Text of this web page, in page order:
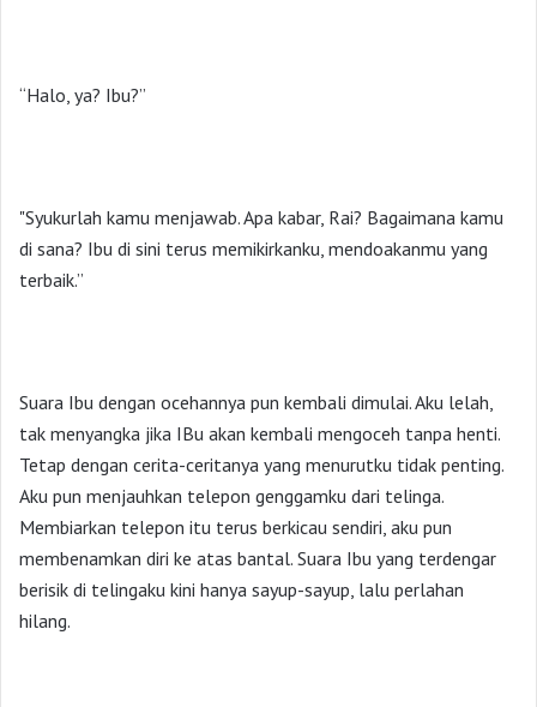
“Halo, ya? Ibu?”
"Syukurlah kamu menjawab. Apa kabar, Rai? Bagaimana kamu
di sana? Ibu di sini terus memikirkanku, mendoakanmu yang
terbaik.”
Suara Ibu dengan ocehannya pun kembali dimulai. Aku lelah,
tak menyangka jika IBu akan kembali mengoceh tanpa henti.
Tetap dengan cerita-ceritanya yang menurutku tidak penting.
Aku pun menjauhkan telepon genggamku dari telinga.
Membiarkan telepon itu terus berkicau sendiri, aku pun
membenamkan diri ke atas bantal. Suara Ibu yang terdengar
berisik di telingaku kini hanya sayup-sayup, lalu perlahan
hilang.